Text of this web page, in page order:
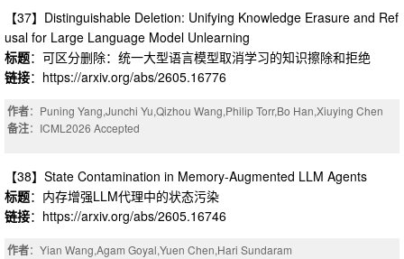
【37】Distinguishable Deletion: Unifying Knowledge Erasure and Ref
usal for Large Language Model Unlearning
标题：可区分删除：统一大型语言模型取消学习的知识擦除和拒绝
链接：https://arxiv.org/abs/2605.16776
作者：Puning Yang,Junchi Yu,Qizhou Wang,Philip Torr,Bo Han,Xiuying Chen
备注：ICML2026 Accepted
【38】State Contamination in Memory-Augmented LLM Agents
标题：内存增强LLM代理中的状态污染
链接：https://arxiv.org/abs/2605.16746
作者：Yian Wang,Agam Goyal,Yuen Chen,Hari Sundaram